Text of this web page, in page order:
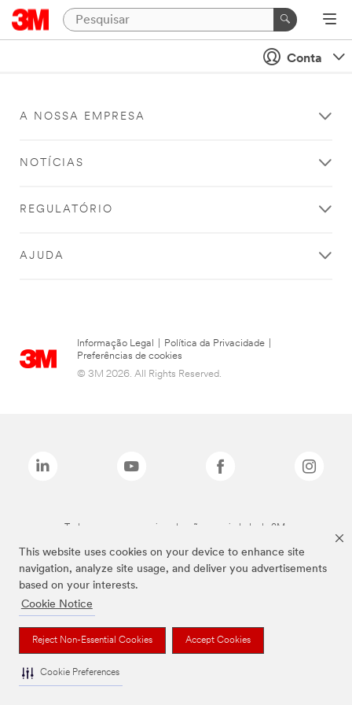
This website uses cookies on your device to enhance site
navigation, analyze site usage, and deliver you advertisements
based on your interests.
Cookie Notice
Reject Non-Essential Cookies Accept Cookies
Cookie Preferences
Conta
A NOSSA EMPRESA
NOTÍCIAS
REGULATÓRIO
AJUDA
Informação Legal Política da Privacidade
Preferências de cookies
© 3M 2026. All Rights Reserved.
Todas as marcas mencionadas são propriedade da 3M.